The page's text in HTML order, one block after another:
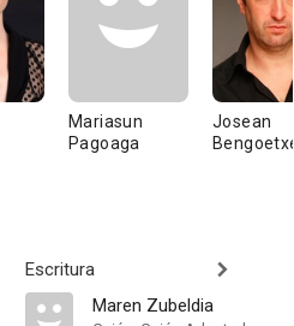
Mariasun
Pagoaga
Josean
Escritura
Maren Zubeldia